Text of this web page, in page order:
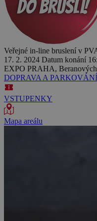
Veřejné in-line bruslení v
17. 2. 2024 Datum konání
EXPO PRAHA,
DOPRAVA A PARKOVÁNÍ
VSTUPENKY
Mapa areálu